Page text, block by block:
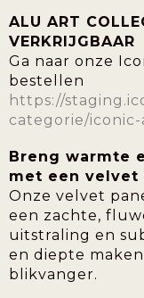
ALU ART
VERKRIJGBAAR
Ga naar onze
bestellen
https://
categorie/
Breng warmte
met een velvet
Onze velvet
een zachte,
uitstraling en
en diepte
blikvanger.